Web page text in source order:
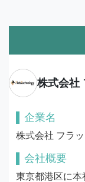
株式会社
企業名
株式会社 フラ
会社概要
東京都港区に本